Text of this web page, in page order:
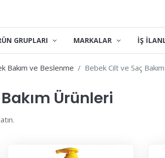
GRUPLARI MARKALAR İŞ
Bakım ve Beslenme Bebek Cilt ve Saç
Ürünleri